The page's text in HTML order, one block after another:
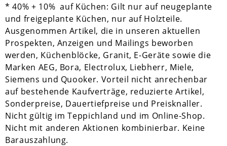
* 40% + 10% auf Küchen: Gilt nur auf neugeplante
und freigeplante Küchen, nur auf Holzteile.
Ausgenommen Artikel, die in unseren aktuellen
Prospekten, Anzeigen und Mailings beworben
werden, Küchenblöcke, Granit, E-Geräte sowie die
Marken AEG, Bora, Electrolux, Liebherr, Miele,
Siemens und Quooker. Vorteil nicht anrechenbar
auf bestehende Kaufverträge, reduzierte Artikel,
Sonderpreise, Dauertiefpreise und Preisknaller.
Nicht gültig im Teppichland und im Online-Shop.
Nicht mit anderen Aktionen kombinierbar. Keine
Barauszahlung.